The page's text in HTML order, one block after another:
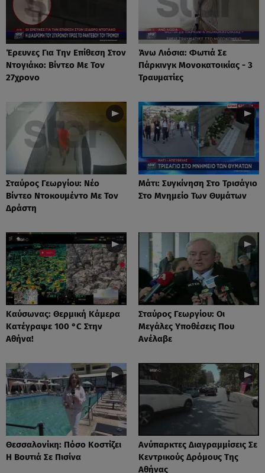
Έρευνες Για Την Επίθεση Στον
Ντογιάκο: Βίντεο Με Τον
27χρονο
Άνω Λιόσια: Φωτιά Σε
Πάρκινγκ Μονοκατοικίας - 3
Τραυματίες
Σταύρος Γεωργίου: Νέο
Βίντεο Ντοκουμέντο Με Τον
Δράστη
Μάτι: Συγκίνηση Στο Τρισάγιο
Στο Μνημείο Των Θυμάτων
Καύσωνας: Θερμική Κάμερα
Κατέγραψε 100 °C Στην
Αθήνα!
Σταύρος Γεωργίου: Οι
Μεγάλες Υποθέσεις Που
Ανέλαβε
Θεσσαλονίκη: Πόσο Κοστίζει
Η Βουτιά Σε Πισίνα
Ανύπαρκτες Διαγραμμίσεις Σε
Κεντρικούς Δρόμους Της
Αθήνας